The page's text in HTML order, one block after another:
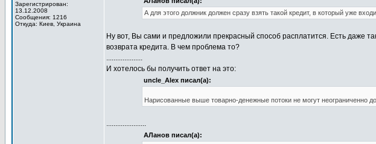
Зарегистрирован:
13.12.2008
Сообщения: 1216
Откуда: Киев, Украина
А для этого должник должен сразу взять такой кредит, в который уже
Ну вот, Вы сами и предложили прекрасный способ расплатится. Есть даже
возврата кредита. В чем проблема то?
....................
И хотелось бы получить ответ на это:
uncle_Alex писал(а):
Нарисованные выше товарно-денежные потоки не могут неограниченно
......................
АЛанов писал(а):